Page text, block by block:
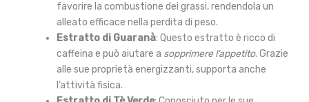
favorire la combustione dei grassi, rendendola un
alleato efficace nella perdita di peso.
Estratto di Guaranà: Questo estratto è ricco di
caffeina e può aiutare a sopprimere l’appetito. Grazie
alle sue proprietà energizzanti, supporta anche
l’attività fisica.